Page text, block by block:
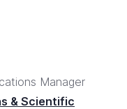
Manager
& Scientific